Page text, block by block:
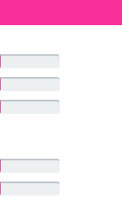
すので、あらかじめご了承く